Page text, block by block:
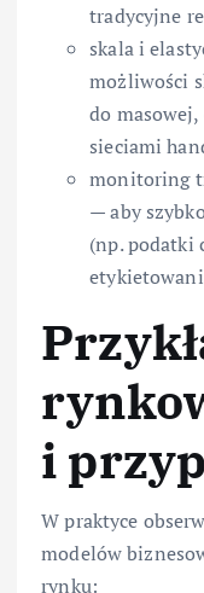
tradycyjne
skala i
możliwości
do
sieciami
monitoring
— aby
(np. podatki
i
W praktyce
modelów
rynku: